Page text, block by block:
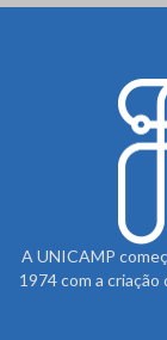
A UNICAMP
1974 com a